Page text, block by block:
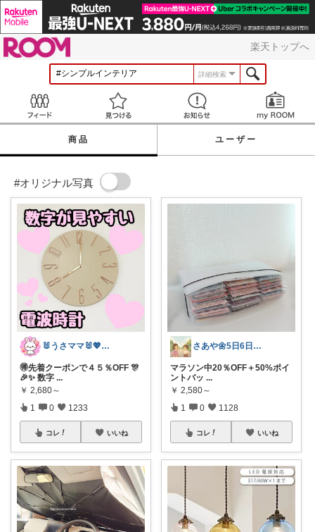
楽天トップへ
詳細検索
見つける お知らせ
商品 ユーザー
#オリジナル写真
🐰うさママ🐰💖キッズ・ママの日常✨
🉐先着クーポンで４５％OFF 🎊
🎉✨ 数字 ...
￥ 2,680～
1 0 1233
コレ いいね
さあや🌼5日6日有難うございます
マラソン中20％OFF＋50%ポイ
ントバッ ...
￥ 2,580～
1 0 1128
コレ いいね